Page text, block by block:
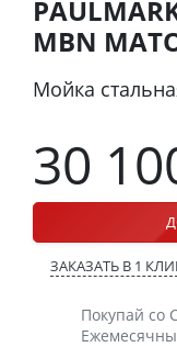
MBN
Мойка
30
ЗАКАЗАТЬ В 1
Покупай со